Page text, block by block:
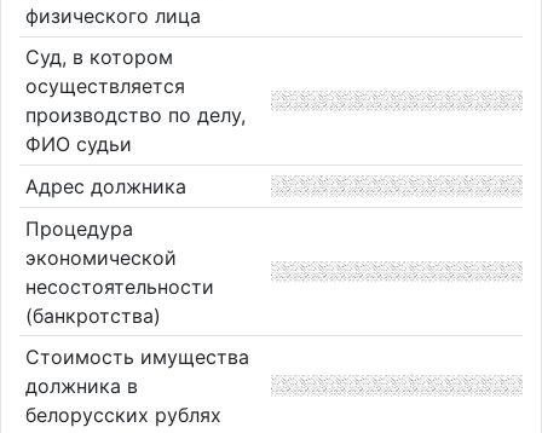
физического лица
Суд, в котором
осуществляется
производство по делу,
ФИО судьи
Адрес должника
Процедура
экономической
несостоятельности
(банкротства)
Стоимость имущества
должника в
белорусских рублях